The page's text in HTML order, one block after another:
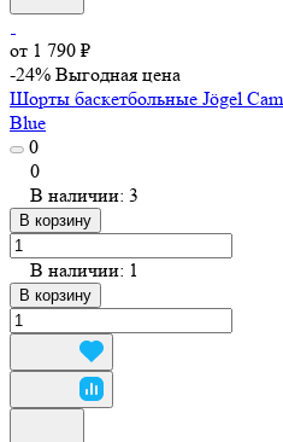
от 1 790 ₽
-24% Выгодная цена
Шорты баскетбольные Jögel
Blue
0
0
В наличии: 3
В корзину
В наличии: 1
В корзину